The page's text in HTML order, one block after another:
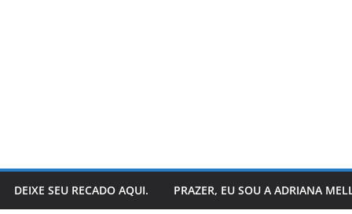
DEIXE SEU RECADO AQUI. PRAZER, EU SOU A ADRIANA